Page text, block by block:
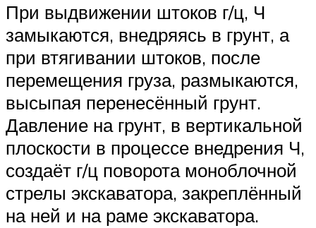
При выдвижении штоков г/ц, Ч
замыкаются, внедряясь в грунт, а
при втягивании штоков, после
перемещения груза, размыкаются,
высыпая перенесённый грунт.
Давление на грунт, в вертикальной
плоскости в процессе внедрения Ч,
создаёт г/ц поворота моноблочной
стрелы экскаватора, закреплённый
на ней и на раме экскаватора.